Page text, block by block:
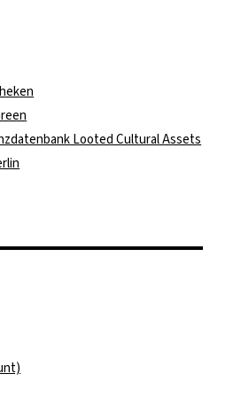
Looted Cultural Assets